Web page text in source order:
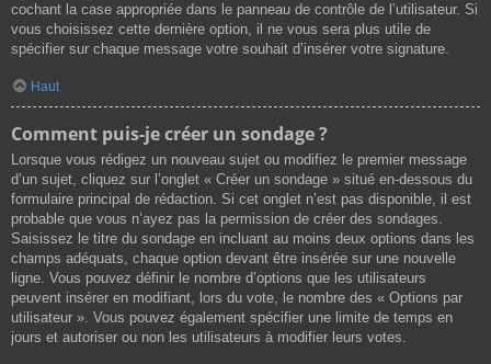
cochant la case appropriée dans le panneau de contrôle de l’utilisateur. Si
vous choisissez cette dernière option, il ne vous sera plus utile de
spécifier sur chaque message votre souhait d’insérer votre signature.
Haut
Comment puis-je créer un sondage ?
Lorsque vous rédigez un nouveau sujet ou modifiez le premier message
d’un sujet, cliquez sur l’onglet « Créer un sondage » situé en-dessous du
formulaire principal de rédaction. Si cet onglet n’est pas disponible, il est
probable que vous n’ayez pas la permission de créer des sondages.
Saisissez le titre du sondage en incluant au moins deux options dans les
champs adéquats, chaque option devant être insérée sur une nouvelle
ligne. Vous pouvez définir le nombre d’options que les utilisateurs
peuvent insérer en modifiant, lors du vote, le nombre des « Options par
utilisateur ». Vous pouvez également spécifier une limite de temps en
jours et autoriser ou non les utilisateurs à modifier leurs votes.